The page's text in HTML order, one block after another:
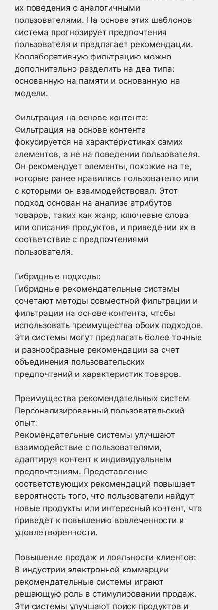
их поведения с аналогичными
пользователями. На основе этих шаблонов
система прогнозирует предпочтения
пользователя и предлагает рекомендации.
Коллаборативную фильтрацию можно
дополнительно разделить на два типа:
основанную на памяти и основанную на
модели.
Фильтрация на основе контента:
Фильтрация на основе контента
фокусируется на характеристиках самих
элементов, а не на поведении пользователя.
Он рекомендует элементы, похожие на те,
которые ранее нравились пользователю или
с которыми он взаимодействовал. Этот
подход основан на анализе атрибутов
товаров, таких как жанр, ключевые слова
или описания продуктов, и приведении их в
соответствие с предпочтениями
пользователя.
Гибридные подходы:
Гибридные рекомендательные системы
сочетают методы совместной фильтрации и
фильтрации на основе контента, чтобы
использовать преимущества обоих подходов.
Эти системы могут предлагать более точные
и разнообразные рекомендации за счет
объединения пользовательских
предпочтений и характеристик товаров.
Преимущества рекомендательных систем
Персонализированный пользовательский
опыт:
Рекомендательные системы улучшают
взаимодействие с пользователями,
адаптируя контент к индивидуальным
предпочтениям. Представление
соответствующих рекомендаций повышает
вероятность того, что пользователи найдут
новые продукты или интересный контент, что
приведет к повышению вовлеченности и
удовлетворенности.
Повышение продаж и лояльности клиентов:
В индустрии электронной коммерции
рекомендательные системы играют
решающую роль в стимулировании продаж.
Эти системы улучшают поиск продуктов и